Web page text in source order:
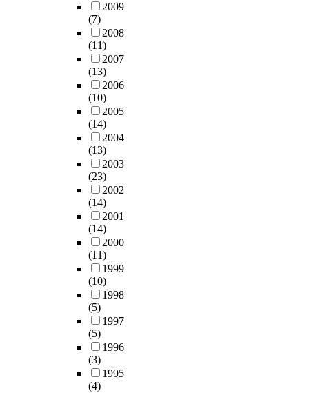
2009
(7)
2008
(11)
2007
(13)
2006
(10)
2005
(14)
2004
(13)
2003
(23)
2002
(14)
2001
(14)
2000
(11)
1999
(10)
1998
(5)
1997
(5)
1996
(3)
1995
(4)